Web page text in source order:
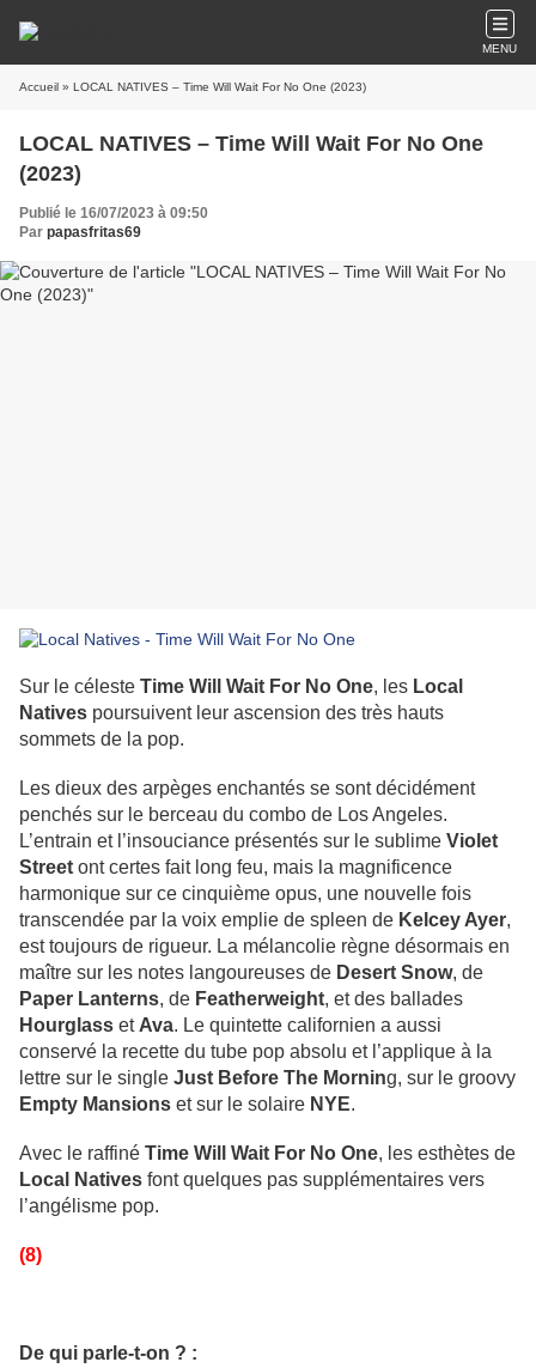
MENU
Accueil » LOCAL NATIVES – Time Will Wait For No One (2023)
LOCAL NATIVES – Time Will Wait For No One
(2023)
Publié le 16/07/2023 à 09:50
Par papasfritas69
Sur le céleste Time Will Wait For No One, les Local
Natives poursuivent leur ascension des très hauts
sommets de la pop.
Les dieux des arpèges enchantés se sont décidément
penchés sur le berceau du combo de Los Angeles.
L’entrain et l’insouciance présentés sur le sublime Violet
Street ont certes fait long feu, mais la magnificence
harmonique sur ce cinquième opus, une nouvelle fois
transcendée par la voix emplie de spleen de Kelcey Ayer,
est toujours de rigueur. La mélancolie règne désormais en
maître sur les notes langoureuses de Desert Snow, de
Paper Lanterns, de Featherweight, et des ballades
Hourglass et Ava. Le quintette californien a aussi
conservé la recette du tube pop absolu et l’applique à la
lettre sur le single Just Before The Morning, sur le groovy
Empty Mansions et sur le solaire NYE.
Avec le raffiné Time Will Wait For No One, les esthètes de
Local Natives font quelques pas supplémentaires vers
l’angélisme pop.
(8)
De qui parle-t-on ? :